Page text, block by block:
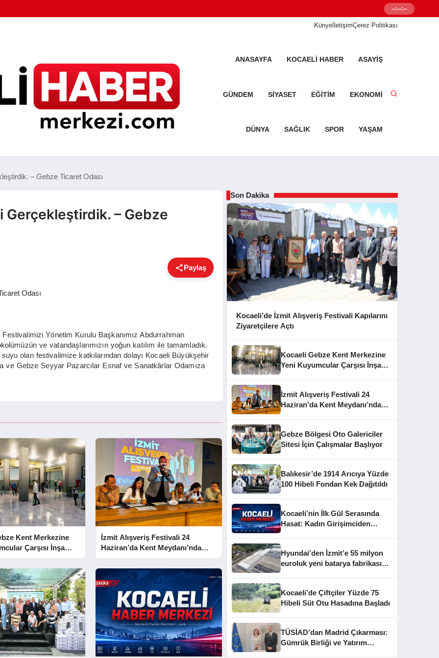
Senetleal.com
--:--:--
KünyeİletişimÇerez Politikası
ANASAYFA KOCAELI HABER ASAYIŞ
GÜNDEM SIYASET EĞITIM EKONOMI
DÜNYA SAĞLIK SPOR YAŞAM
– Gebze Ticaret Odası
Gerçekleştirdik. – Gebze
Paylaş
Yönetim Kurulu Başkanımız Abdurrahman
ve vatandaşlarımızın yoğun katılım ile tamamladık.
olan festivalimize katkılarından dolayı Kocaeli Büyükşehir
ve Gebze Seyyar Pazarcılar Esnaf ve Sanatkârlar Odamıza
Kent Merkezine
Çarşısı İnşa
İzmit Alışveriş Festivali 24
Haziran’da Kent Meydanı’nda
Başlıyor
Son Dakika
Kocaeli’de İzmit Alışveriş Festivali Kapılarını
Ziyaretçilere Açtı
Kocaeli Gebze Kent Merkezine
Yeni Kuyumcular Çarşısı İnşa
İzmit Alışveriş Festivali 24
Haziran’da Kent Meydanı’nda
Gebze Bölgesi Oto Galericiler
Sitesi İçin Çalışmalar Başlıyor
Balıkesir’de 1914 Arıcıya Yüzde
100 Hibeli Fondan Kek Dağıtıldı
Kocaeli’nin İlk Gül Serasında
Hasat: Kadın Girişimciden
Hyundai’den İzmit’e 55 milyon
euroluk yeni batarya fabrikası
Kocaeli’de Çiftçiler Yüzde 75
Hibeli Süt Otu Hasadına Başladı
TÜSİAD’dan Madrid Çıkarması:
Gümrük Birliği ve Yatırım